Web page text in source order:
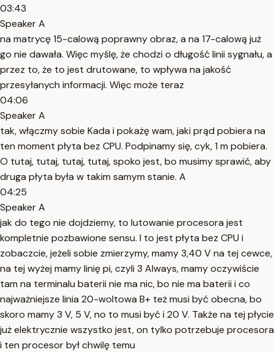
03:43
Speaker A
na matrycę 15-calową poprawny obraz, a na 17-calową już
go nie dawała. Więc myślę, że chodzi o długość linii sygnału, a
przez to, że to jest drutowane, to wpływa na jakość
przesyłanych informacji. Więc może teraz
04:06
Speaker A
tak, włączmy sobie Kada i pokażę wam, jaki prąd pobiera na
ten moment płyta bez CPU. Podpinamy się, cyk, 1 m pobiera.
O tutaj, tutaj, tutaj, tutaj, spoko jest, bo musimy sprawić, aby
druga płyta była w takim samym stanie. A
04:25
Speaker A
jak do tego nie dojdziemy, to lutowanie procesora jest
kompletnie pozbawione sensu. I to jest płyta bez CPU i
zobaczcie, jeżeli sobie zmierzymy, mamy 3,40 V na tej cewce,
na tej wyżej mamy linię pi, czyli 3 Always, mamy oczywiście
tam na terminalu baterii nie ma nic, bo nie ma baterii i co
najważniejsze linia 20-woltowa B+ też musi być obecna, bo
skoro mamy 3 V, 5 V, no to musi być i 20 V. Także na tej płycie
już elektrycznie wszystko jest, on tylko potrzebuje procesora
i ten procesor był chwilę temu